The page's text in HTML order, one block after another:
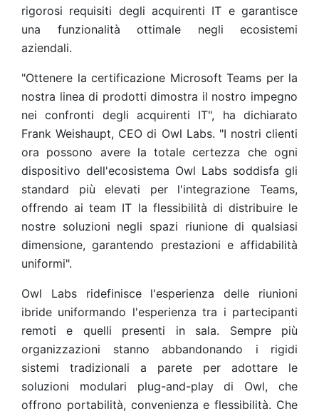
rigorosi requisiti degli acquirenti IT e garantisce
una funzionalità ottimale negli ecosistemi
aziendali.
"Ottenere la certificazione Microsoft Teams per la
nostra linea di prodotti dimostra il nostro impegno
nei confronti degli acquirenti IT", ha dichiarato
Frank Weishaupt, CEO di Owl Labs. "I nostri clienti
ora possono avere la totale certezza che ogni
dispositivo dell'ecosistema Owl Labs soddisfa gli
standard più elevati per l'integrazione Teams,
offrendo ai team IT la flessibilità di distribuire le
nostre soluzioni negli spazi riunione di qualsiasi
dimensione, garantendo prestazioni e affidabilità
uniformi".
Owl Labs ridefinisce l'esperienza delle riunioni
ibride uniformando l'esperienza tra i partecipanti
remoti e quelli presenti in sala. Sempre più
organizzazioni stanno abbandonando i rigidi
sistemi tradizionali a parete per adottare le
soluzioni modulari plug-and-play di Owl, che
offrono portabilità, convenienza e flessibilità. Che